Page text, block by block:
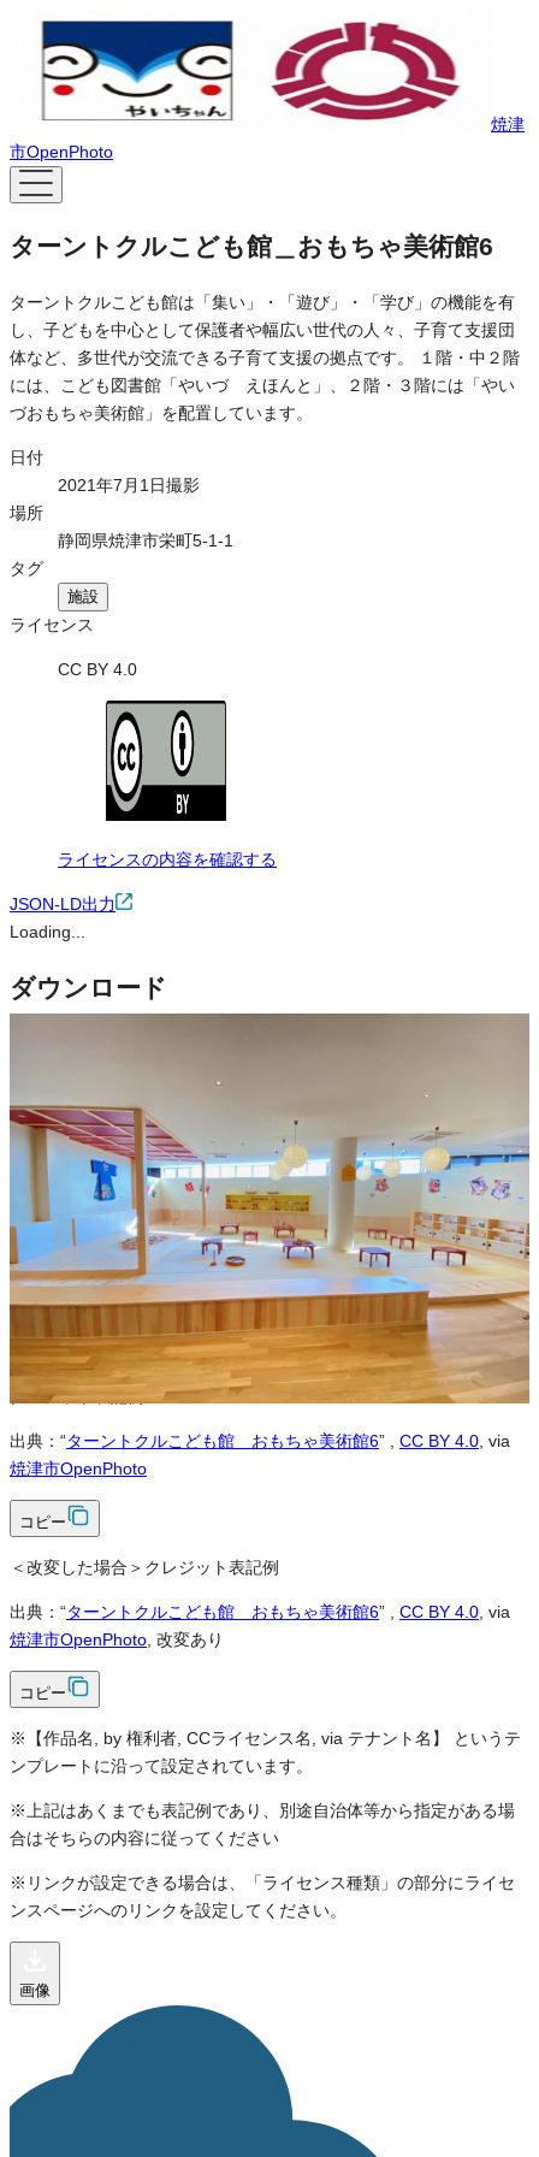
焼津
市OpenPhoto
ターントクルこども館＿おもちゃ美術館6
ターントクルこども館は「集い」・「遊び」・「学び」の機能を有
し、子どもを中心として保護者や幅広い世代の人々、子育て支援団
体など、多世代が交流できる子育て支援の拠点です。 １階・中２階
には、こども図書館「やいづ えほんと」、２階・３階には「やい
づおもちゃ美術館」を配置しています。
日付
2021年7月1日撮影
場所
静岡県焼津市栄町5-1-1
タグ
施設
ライセンス
CC BY 4.0
ライセンスの内容を確認する
JSON-LD出力
Loading...
ダウンロード
※本サイトの利用規約 も適用されます。
営利利用
可
改変
必須
クレジット表記例
出典：“ターントクルこども館＿おもちゃ美術館6” CC BY 4.0 , via
焼津市OpenPhoto
コピー
＜改変した場合＞クレジット表記例
出典：“ターントクルこども館＿おもちゃ美術館6” CC BY 4.0 , via
焼津市OpenPhoto , 改変あり
コピー
※【作品名, by 権利者, CCライセンス名, via テナント名】 というテ
ンプレートに沿って設定されています。
※上記はあくまでも表記例であり、別途自治体等から指定がある場
合はそちらの内容に従ってください
※リンクが設定できる場合は、「ライセンス種類」の部分にライセ
ンスページへのリンクを設定してください。
画像